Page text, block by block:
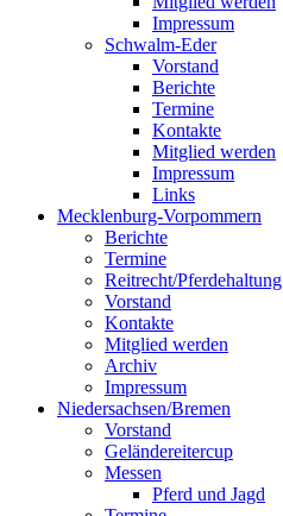
Impressum
Schwalm-Eder
Vorstand
Berichte
Termine
Kontakte
Mitglied werden
Impressum
Links
Mecklenburg-Vorpommern
Berichte
Termine
Reitrecht/Pferdehaltung
Vorstand
Kontakte
Mitglied werden
Archiv
Impressum
Niedersachsen/Bremen
Vorstand
Geländereitercup
Messen
Pferd und Jagd